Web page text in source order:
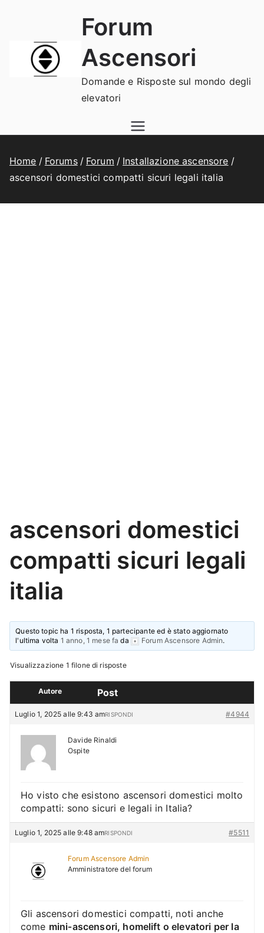
contenuto
Forum
Ascensori
Domande e Risposte sul mondo degli
elevatori
Home Forums Forum
Installazione ascensore
ascensori domestici compatti sicuri legali italia
ascensori domestici
compatti sicuri legali
italia
Questo topic ha 1 risposta, 1 partecipante ed è stato aggiornato
l'ultima volta 1 anno, 1 mese fa da Forum Ascensore Admin.
Visualizzazione 1 filone di risposte
Autore Post
Luglio 1, 2025 alle 9:43 am #4944
RISPONDI
Davide Rinaldi
Ospite
Ho visto che esistono ascensori domestici molto
compatti: sono sicuri e legali in Italia?
Luglio 1, 2025 alle 9:48 am #5511
RISPONDI
Forum Ascensore Admin
Amministratore del forum
Gli ascensori domestici compatti, noti anche
come mini‑ascensori, homelift o elevatori per la